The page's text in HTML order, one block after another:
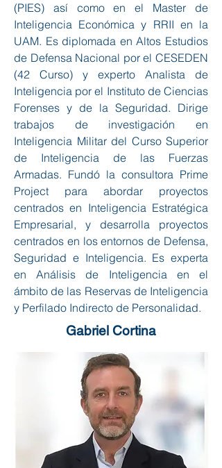
(PIES) así como en el Master de
Inteligencia Económica y RRII en la
UAM. Es diplomada en Altos Estudios
de Defensa Nacional por el CESEDEN
(42 Curso) y experto Analista de
Inteligencia por el Instituto de Ciencias
Forenses y de la Seguridad. Dirige
trabajos de investigación en
Inteligencia Militar del Curso Superior
de Inteligencia de las Fuerzas
Armadas. Fundó la consultora Prime
Project para abordar proyectos
centrados en Inteligencia Estratégica
Empresarial, y desarrolla proyectos
centrados en los entornos de Defensa,
Seguridad e Inteligencia. Es experta
en Análisis de Inteligencia en el
ámbito de las Reservas de Inteligencia
y Perfilado Indirecto de Personalidad.
Gabriel Cortina